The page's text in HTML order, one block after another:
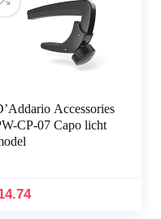
Accessories
CP-07 Capo licht